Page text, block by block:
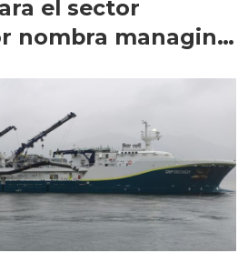
el sector
nombra managing